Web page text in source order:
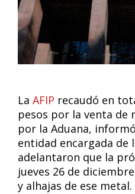
La AFIP recaudó en
pesos por la venta de
por la Aduana,
entidad encargada de
adelantaron que la
jueves 26 de
y alhajas de ese metal.